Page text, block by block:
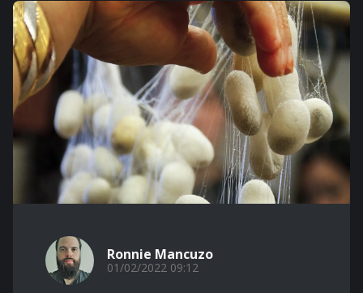
Ronnie Mancuzo
01/02/2022 09:12